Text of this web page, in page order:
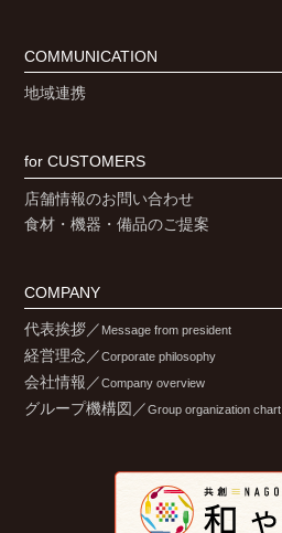
COMMUNICATION
地域連携
for CUSTOMERS
店舗情報のお問い合わせ
食材・機器・備品のご提案
COMPANY
代表挨拶／ Message from president
経営理念／Corporate philosophy
会社情報／Company overview
グループ機構図／Group organization chart